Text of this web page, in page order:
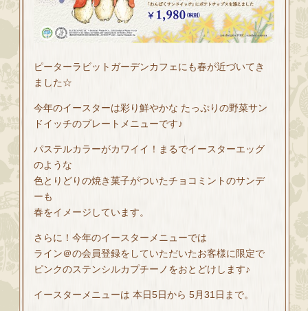
ピーターラビットガーデンカフェにも春が近づいてき
ました☆
今年のイースターは彩り鮮やかな たっぷりの野菜サン
ドイッチのプレートメニューです♪
パステルカラーがカワイイ！まるでイースターエッグ
のような
色とりどりの焼き菓子がついたチョコミントのサンデ
ーも
春をイメージしています。
さらに！今年のイースターメニューでは
ライン＠の会員登録をしていただいたお客様に限定で
ピンクのステンシルカプチーノをおとどけします♪
イースターメニューは 本日5日から 5月31日まで。